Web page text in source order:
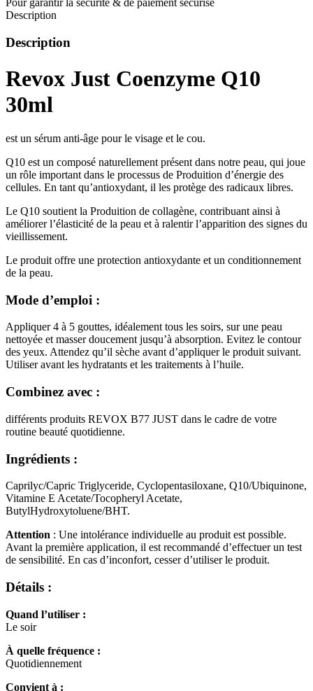
Pour garantir la sécurité & de paiement sécurisé
Description
Description
Revox Just Coenzyme Q10
30ml
est un sérum anti-âge pour le visage et le cou.
Q10 est un composé naturellement présent dans notre peau, qui joue
un rôle important dans le processus de Produition d’énergie des
cellules. En tant qu’antioxydant, il les protège des radicaux libres.
Le Q10 soutient la Produition de collagène, contribuant ainsi à
améliorer l’élasticité de la peau et à ralentir l’apparition des signes du
vieillissement.
Le produit offre une protection antioxydante et un conditionnement
de la peau.
Mode d’emploi :
Appliquer 4 à 5 gouttes, idéalement tous les soirs, sur une peau
nettoyée et masser doucement jusqu’à absorption. Evitez le contour
des yeux. Attendez qu’il sèche avant d’appliquer le produit suivant.
Utiliser avant les hydratants et les traitements à l’huile.
Combinez avec :
différents produits REVOX B77 JUST dans le cadre de votre
routine beauté quotidienne.
Ingrédients :
Caprilyc/Capric Triglyceride, Cyclopentasiloxane, Q10/Ubiquinone,
Vitamine E Acetate/Tocopheryl Acetate,
ButylHydroxytoluene/BHT.
Attention : Une intolérance individuelle au produit est possible.
Avant la première application, il est recommandé d’effectuer un test
de sensibilité. En cas d’inconfort, cesser d’utiliser le produit.
Détails :
Quand l’utiliser :
Le soir
À quelle fréquence :
Quotidiennement
Convient à :